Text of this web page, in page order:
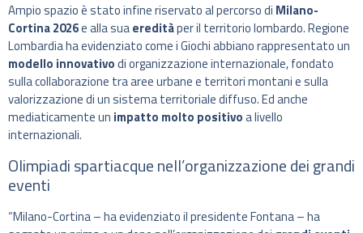
Ampio spazio è stato infine riservato al percorso di Milano-
Cortina 2026e alla suaereditàper il territorio lombardo. Regione
Lombardia ha evidenziato come i Giochi abbiano rappresentato un
modello innovativodi organizzazione internazionale, fondato
sulla collaborazione tra aree urbane e territori montani e sulla
valorizzazione di un sistema territoriale diffuso. Ed anche
mediaticamente un impatto molto positivoa livello
internazionali.
Olimpiadi spartiacque nell’organizzazione dei grandi
eventi
“Milano-Cortina – ha evidenziato il presidente Fontana – ha